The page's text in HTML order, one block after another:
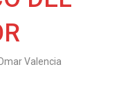
Valencia